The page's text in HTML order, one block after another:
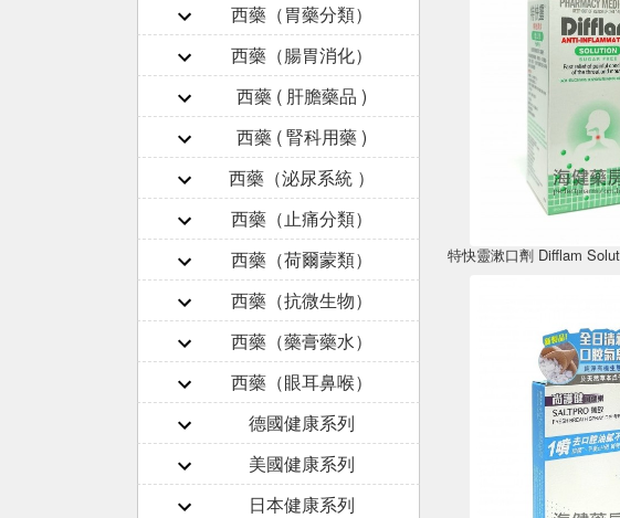
西藥（胃藥分類）
西藥（腸胃消化）
西藥 ( 肝膽藥品 )
西藥 ( 腎科用藥 )
西藥（泌尿系統 ）
西藥（止痛分類）
西藥（荷爾蒙類）
西藥（抗微生物）
西藥（藥膏藥水）
西藥（眼耳鼻喉）
德國健康系列
美國健康系列
日本健康系列
特快靈漱口劑 Difflam